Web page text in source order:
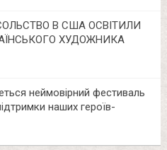
В США ОСВІТИЛИ
ХУДОЖНИКА
неймовірний фестиваль
наших героїв-